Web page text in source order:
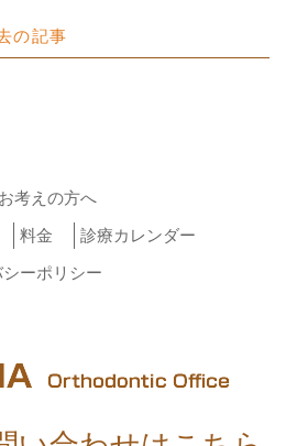
の記事
考えの方へ
料金
診療カレンダー
ーポリシー